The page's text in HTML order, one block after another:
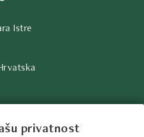
privatnost
Istre